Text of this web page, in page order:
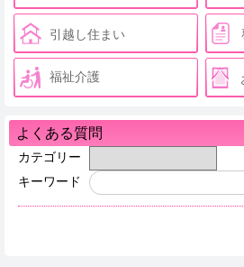
引越し住まい
福祉介護
よくある質問
カテゴリー
キーワード